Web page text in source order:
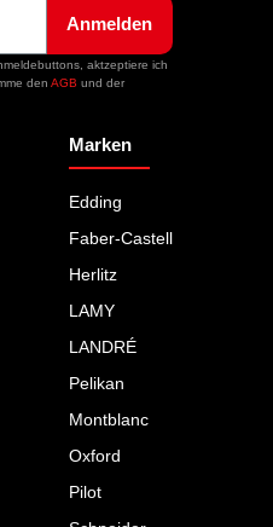
Anmelden
aktzeptiere ich
den AGB und der
Marken
Edding
Faber-Castell
Herlitz
LAMY
LANDRÉ
Pelikan
Montblanc
Oxford
Pilot